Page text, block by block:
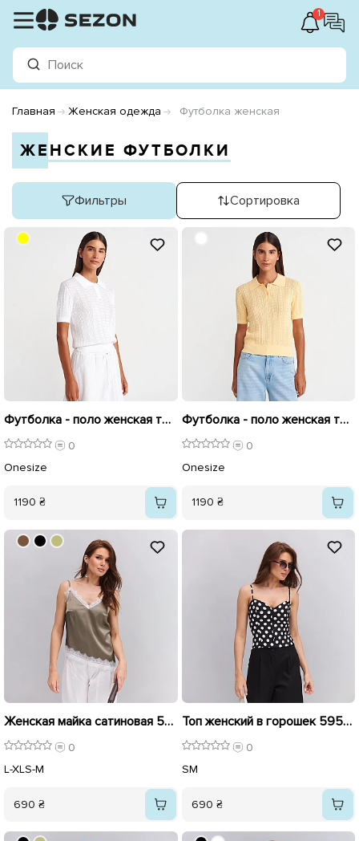
1
Главная Женская одежда Футболка женская
ЖЕНСКИЕ ФУТБОЛКИ
Фильтры Сортировка
Футболка - поло женская трикотажная 596422 Белая
0
Onesize
1190 ₴
Футболка - поло женская трикотажная 596421 Пастельно-желтая
0
Onesize
1190 ₴
Женская майка сатиновая 595905 Хаки
0
L-XLS-M
690 ₴
Топ женский в горошек 595906 Черный
0
SM
690 ₴